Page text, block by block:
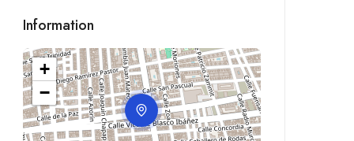
Information
+
−